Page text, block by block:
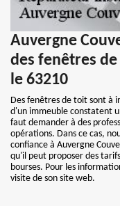
Auvergne
des fenêtres de
le 63210
Des fenêtres de toit sont à
d'un immeuble constatent
faut demander à des
opérations. Dans ce cas,
confiance à Auvergne
qu'il peut proposer des
bourses. Pour les
visite de son site web.